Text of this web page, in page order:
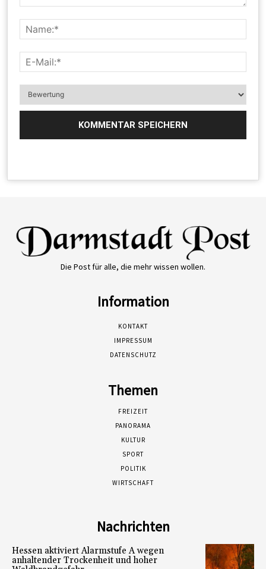
Die Post für alle, die mehr wissen wollen.
Information
KONTAKT
IMPRESSUM
DATENSCHUTZ
Themen
FREIZEIT
PANORAMA
KULTUR
SPORT
POLITIK
WIRTSCHAFT
Nachrichten
Hessen aktiviert Alarmstufe A wegen
anhaltender Trockenheit und hoher